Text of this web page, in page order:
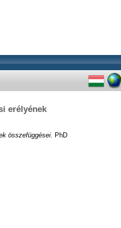
erélyének
összefüggései. PhD